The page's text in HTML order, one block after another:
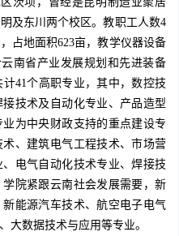
及东川两个校区。教职工人数4
占地面积623亩，教学仪器设备
南省产业发展规划和先进装备
41个高职专业，其中，数控技
技术及自动化专业、产品造型
为中央财政支持的重点建设专
、建筑电气工程技术、市场营
电气自动化技术专业、焊接技
院紧跟云南社会发展需要，新
能源汽车技术、航空电子电气
大数据技术与应用等专业。